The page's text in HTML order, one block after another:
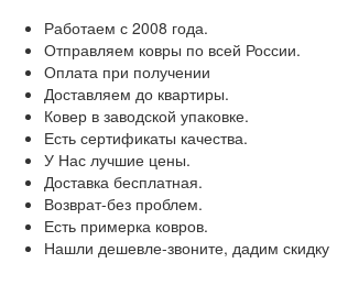
Работаем с 2008 года.
Отправляем ковры по всей России.
Оплата при получении
Доставляем до квартиры.
Ковер в заводской упаковке.
Есть сертификаты качества.
У Нас лучшие цены.
Доставка бесплатная.
Возврат-без проблем.
Есть примерка ковров.
Нашли дешевле-звоните, дадим скидку